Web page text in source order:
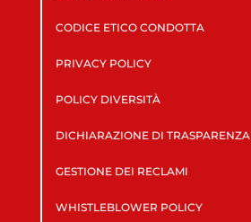
CODICE ETICO CONDOTTA
PRIVACY POLICY
POLICY DIVERSITÀ
DICHIARAZIONE DI TRASPARENZA
GESTIONE DEI RECLAMI
WHISTLEBLOWER POLICY